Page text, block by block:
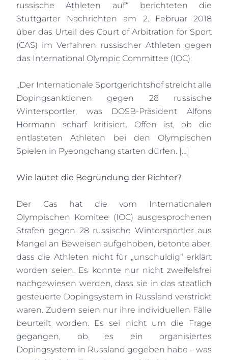
russische Athleten auf“ berichteten die
Stuttgarter Nachrichten am 2. Februar 2018
über das Urteil des Court of Arbitration for Sport
(CAS) im Verfahren russischer Athleten gegen
das International Olympic Committee (IOC):
„Der Internationale Sportgerichtshof streicht alle
Dopingsanktionen gegen 28 russische
Wintersportler, was DOSB-Präsident Alfons
Hörmann scharf kritisiert. Offen ist, ob die
entlasteten Athleten bei den Olympischen
Spielen in Pyeongchang starten dürfen. […]
Wie lautet die Begründung der Richter?
Der Cas hat die vom Internationalen
Olympischen Komitee (IOC) ausgesprochenen
Strafen gegen 28 russische Wintersportler aus
Mangel an Beweisen aufgehoben, betonte aber,
dass die Athleten nicht für „unschuldig“ erklärt
worden seien. Es konnte nur nicht zweifelsfrei
nachgewiesen werden, dass sie in das staatlich
gesteuerte Dopingsystem in Russland verstrickt
waren. Zudem seien nur ihre individuellen Fälle
beurteilt worden. Es sei nicht um die Frage
gegangen, ob es ein organisiertes
Dopingsystem in Russland gegeben habe – was